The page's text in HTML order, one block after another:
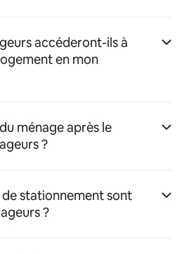
accéderont-ils à
en mon
ménage après le
?
de stationnement sont
?